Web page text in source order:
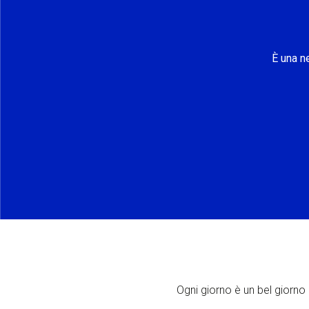
È una
Ogni giorno è un bel